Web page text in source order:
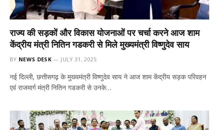
राज्य की सड़कों और विकास योजनाओं पर चर्चा करने आज शाम
केंद्रीय मंत्री नितिन गडकरी से मिले मुख्यमंत्री विष्णुदेव साय
BY NEWS DESK JULY 31, 2025
नई दिल्ली, छत्तीसगढ़ के मुख्यमंत्री विष्णुदेव साय ने आज शाम केंद्रीय सड़क परिवहन
एवं राजमार्ग मंत्री नितिन गडकरी से उनके…